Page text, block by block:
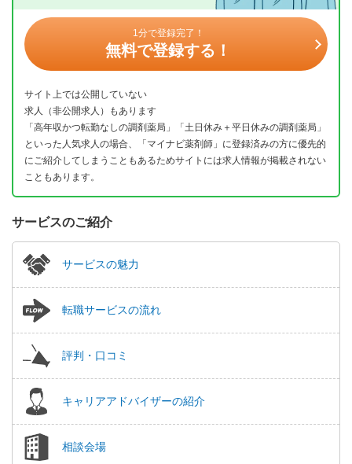
1分で登録完了！
無料で登録する！
サイト上では公開していない
求人（非公開求人）もあります
「高年収かつ転勤なしの調剤薬局」「土日休み＋平日休みの調剤薬局」
といった人気求人の場合、「マイナビ薬剤師」に登録済みの方に優先的
にご紹介してしまうこともあるためサイトには求人情報が掲載されない
こともあります。
サービスのご紹介
サービスの魅力
転職サービスの流れ
評判・口コミ
キャリアアドバイザーの紹介
相談会場